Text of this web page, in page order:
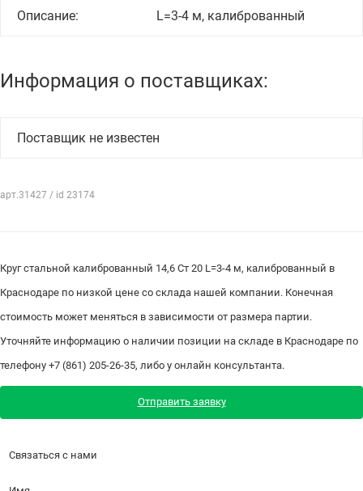
Описание: L=3-4 м, калиброванный
Информация о поставщиках:
Поставщик не известен
арт.31427 / id 23174
Круг стальной калиброванный 14,6 Ст 20 L=3-4 м, калиброванный в
Краснодаре по низкой цене со склада нашей компании. Конечная
стоимость может меняться в зависимости от размера партии.
Уточняйте информацию о наличии позиции на складе в Краснодаре по
телефону +7 (861) 205-26-35, либо у онлайн консультанта.
Отправить заявку
Связаться с нами